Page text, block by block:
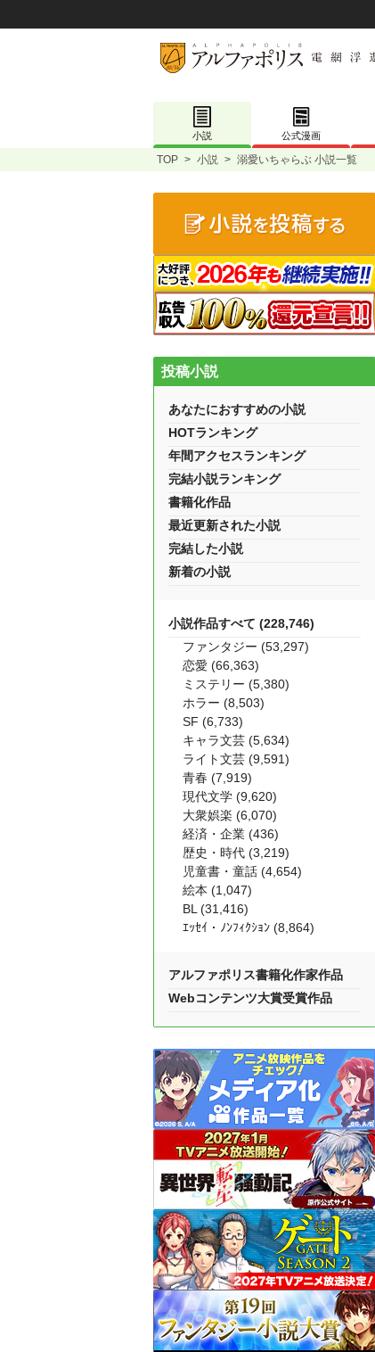
小説 公式漫画
TOP > 小説 > 溺愛いちゃらぶ 小説一覧
投稿小説
あなたにおすすめの小説
HOTランキング
年間アクセスランキング
完結小説ランキング
書籍化作品
最近更新された小説
完結した小説
新着の小説
小説作品すべて (228,746)
ファンタジー (53,297)
恋愛 (66,363)
ミステリー (5,380)
ホラー (8,503)
SF (6,733)
キャラ文芸 (5,634)
ライト文芸 (9,591)
青春 (7,919)
現代文学 (9,620)
大衆娯楽 (6,070)
経済・企業 (436)
歴史・時代 (3,219)
児童書・童話 (4,654)
絵本 (1,047)
BL (31,416)
ｴｯｾｲ・ﾉﾝﾌｨｸｼｮﾝ (8,864)
アルファポリス書籍化作家作品
Webコンテンツ大賞受賞作品